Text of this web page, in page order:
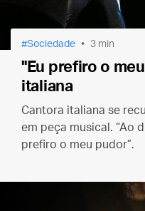
Sociedade 3 min
"Eu prefiro o
italiana
Cantora italiana se
em peça musical. “Ao
prefiro o meu pudor”.